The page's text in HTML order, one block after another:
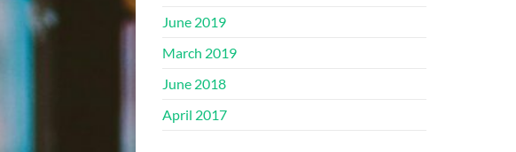
June 2019
March 2019
June 2018
April 2017